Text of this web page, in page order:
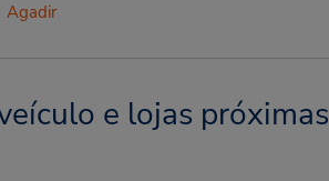
Agadir
e lojas próximas